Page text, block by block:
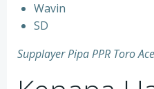
⁠Wavin
⁠SD
Supplayer Pipa PPR Toro